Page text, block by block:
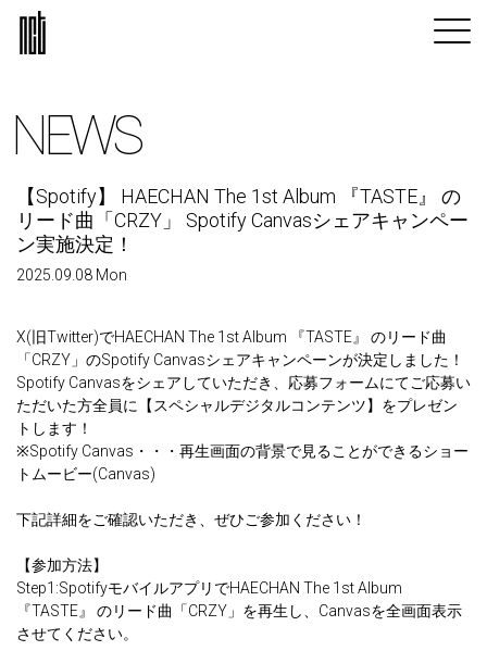
NEWS
【Spotify】 HAECHAN The 1st Album 『TASTE』 の
リード曲「CRZY」 Spotify Canvasシェアキャンペー
ン実施決定！
2025.09.08 Mon
X(旧Twitter)でHAECHAN The 1st Album 『TASTE』 のリード曲
「CRZY」のSpotify Canvasシェアキャンペーンが決定しました！
Spotify Canvasをシェアしていただき、応募フォームにてご応募い
ただいた方全員に【スペシャルデジタルコンテンツ】をプレゼン
トします！
※Spotify Canvas・・・再生画面の背景で見ることができるショー
トムービー(Canvas)
下記詳細をご確認いただき、ぜひご参加ください！
【参加方法】
Step1:SpotifyモバイルアプリでHAECHAN The 1st Album
『TASTE』 のリード曲「CRZY」を再生し、Canvasを全画面表示
させてください。